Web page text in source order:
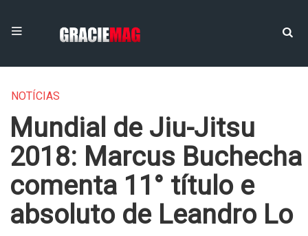
NOTÍCIAS
Mundial de Jiu-Jitsu
2018: Marcus Buchecha
comenta 11° título e
absoluto de Leandro Lo